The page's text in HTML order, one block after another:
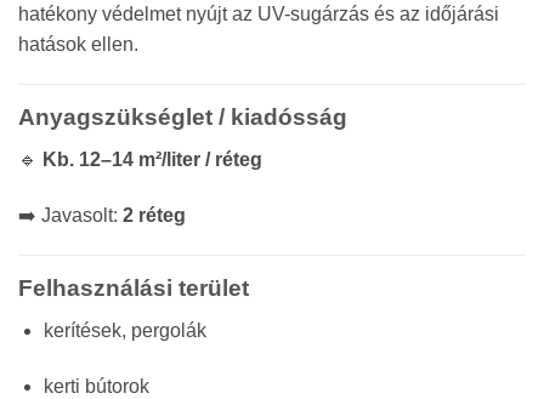
hatékony védelmet nyújt az UV-sugárzás és az időjárási
hatások ellen.
Anyagszükséglet / kiadósság
🔹 Kb. 12–14 m²/liter / réteg
➡️ Javasolt: 2 réteg
Felhasználási terület
kerítések, pergolák
kerti bútorok